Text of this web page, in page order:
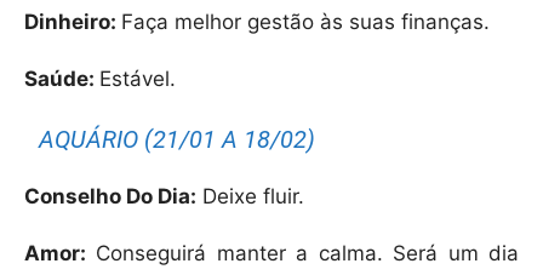
Dinheiro: Faça melhor gestão às suas finanças.
Saúde: Estável.
AQUÁRIO (21/01 A 18/02)
Conselho Do Dia: Deixe fluir.
Amor: Conseguirá manter a calma. Será um dia